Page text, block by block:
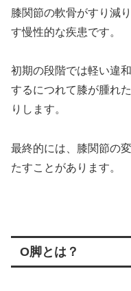
膝関節の軟骨がすり減
す慢性的な疾患です。
初期の段階では軽い違
するにつれて膝が腫れ
りします。
最終的には、膝関節の
たすことがあります。
O脚とは？